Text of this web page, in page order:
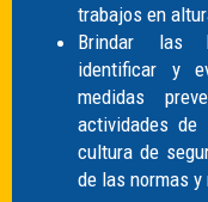
trabajos en
Brindar las
identificar y
medidas
actividades de
cultura de
de las normas